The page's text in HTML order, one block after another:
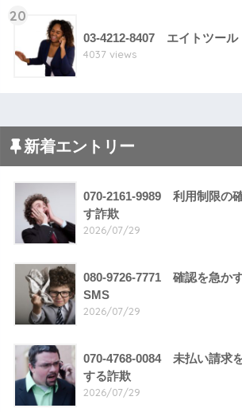
20
03-4212-8407 エイトツール
4037 views
新着エントリー
070-2161-9989 利用制限の
す詐欺
2026/07/29
080-9726-7771 確認を急か
SMS
2026/07/29
070-4768-0084 未払い請求
する詐欺
2026/07/29